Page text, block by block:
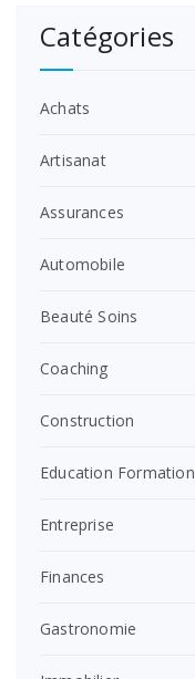
Catégories
Achats
Artisanat
Assurances
Automobile
Beauté Soins
Coaching
Construction
Education Formation
Entreprise
Finances
Gastronomie